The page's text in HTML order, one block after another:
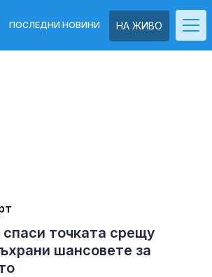
НА ЖИВО
ПОСЛЕДНИ НОВИНИ
точката срещу
шансовете за